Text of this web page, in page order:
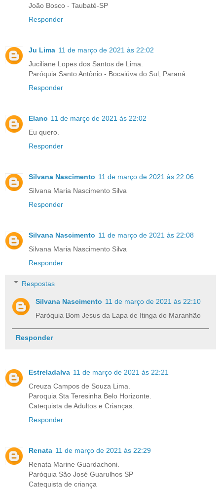
João Bosco - Taubaté-SP
Responder
Ju Lima 11 de março de 2021 às 22:02
Juciliane Lopes dos Santos de Lima.
Paróquia Santo Antônio - Bocaiúva do Sul, Paraná.
Responder
Elano 11 de março de 2021 às 22:02
Eu quero.
Responder
Silvana Nascimento 11 de março de 2021 às 22:06
Silvana Maria Nascimento Silva
Responder
Silvana Nascimento 11 de março de 2021 às 22:08
Silvana Maria Nascimento Silva
Responder
Respostas
Silvana Nascimento 11 de março de 2021 às 22:10
Paróquia Bom Jesus da Lapa de Itinga do Maranhão
Responder
Estreladalva 11 de março de 2021 às 22:21
Creuza Campos de Souza Lima.
Paroquia Sta Teresinha Belo Horizonte.
Catequista de Adultos e Crianças.
Responder
Renata 11 de março de 2021 às 22:29
Renata Marine Guardachoni.
Paróquia São José Guarulhos SP
Catequista de criança